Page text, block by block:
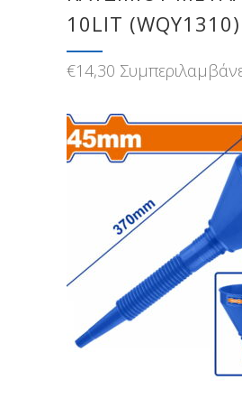
10LIT (WQY1310)
€14,30